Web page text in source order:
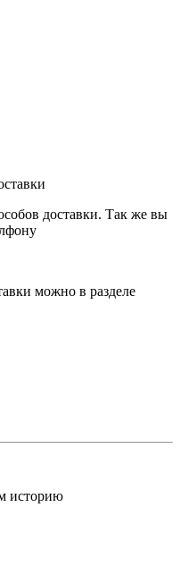
доставки. Так же вы
можно в разделе
историю